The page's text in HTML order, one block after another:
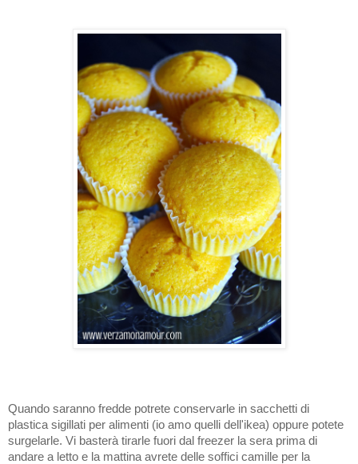
Quando saranno fredde potrete conservarle in sacchetti di
plastica sigillati per alimenti (io amo quelli dell'ikea) oppure potete
surgelarle. Vi basterà tirarle fuori dal freezer la sera prima di
andare a letto e la mattina avrete delle soffici camille per la